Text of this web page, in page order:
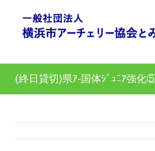
content
(終日貸切)県ｱ-国体ｼﾞｭﾆｱ強